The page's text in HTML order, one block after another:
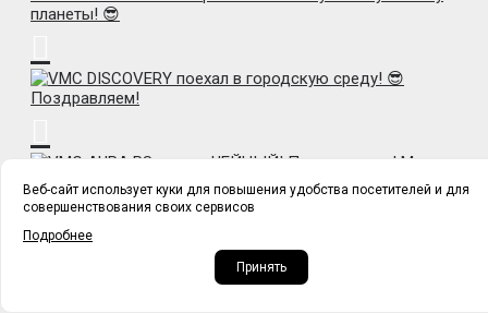
Веб-сайт использует куки для повышения удобства посетителей и для
совершенствования своих сервисов
Подробнее
Принять